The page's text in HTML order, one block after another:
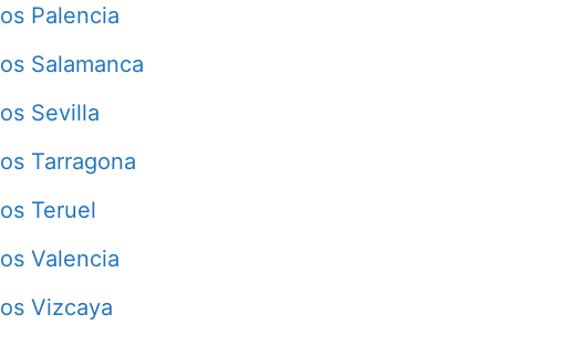
Palencia
Salamanca
Sevilla
Tarragona
Teruel
Valencia
Vizcaya